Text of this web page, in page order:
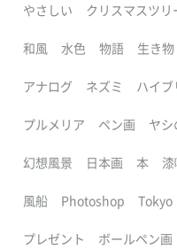
やさしい クリスマスツリ
和風 水色 物語 生き物
アナログ ネズミ ハイ
プルメリア ペン画 ヤ
幻想風景 日本画 本
風船 Photoshop Tokyo
プレゼント ボールペン画